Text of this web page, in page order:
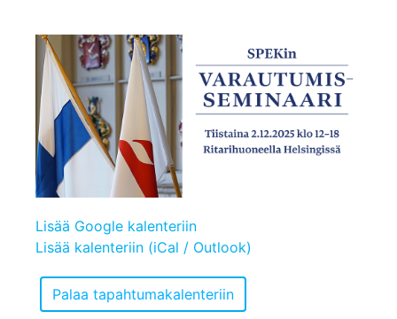
Lisää Google kalenteriin
Lisää kalenteriin (iCal / Outlook)